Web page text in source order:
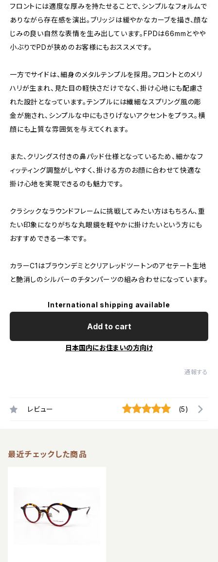
フロントには適度な厚みを持たせることで、シンプルなフォルムで
ありながら存在感を演出。ブリッジは緩やかなカーブを描き、顔な
じみの良い自然な表情を生み出しています。FPDは66mmとやや
小ぶりでPDが狭めのお客様にもおススメです。
一方でサイドは、細身のメタルテンプルを採用。フロントとのメリ
ハリが生まれ、見た目の軽快さだけでなく、掛け心地にも配慮さ
れた設計となっています。テンプルには繊細なスプリング風の彫
金が施され、シンプルな中にもさりげないアクセントをプラス。横
顔にも上質な雰囲気を与えてくれます。
また、クリングス付きの鼻パッド仕様となっているため、細かなフ
ィッティング調整がしやすく、掛ける方のお顔に合わせて快適な
掛け心地を実現できるのも魅力です。
クラシックなラウンドフレームに挑戦してみたい方はもちろん、重
たい印象になりがちな丸眼鏡を軽やかに掛けたいという方にも
おすすめできる一本です。
カラーC1はブラウンデミとクリアレッドツートンのアセテート生地
と艶消しのシルバーのチタンパーツの組み合わせになっています。
International shipping available
Add to cart
日本国内にお住まいの方向け
通報する
レビュー (5)
最近チェックした商品